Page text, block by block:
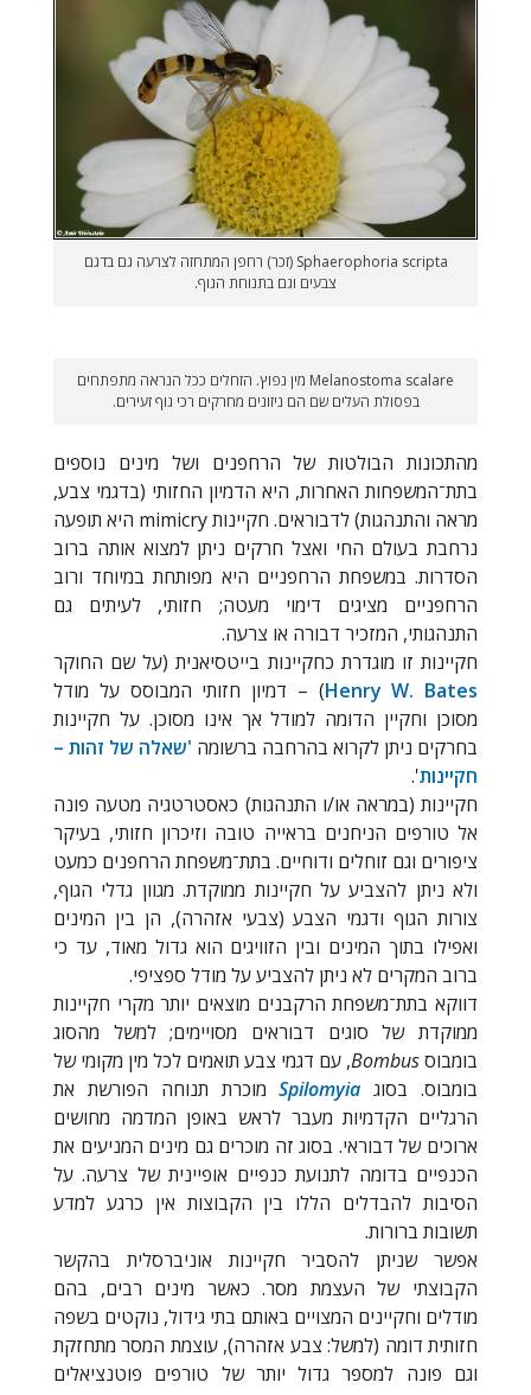
Sphaerophoria scripta (זכר) רחפן המתחזה לצרעה גם בדגם
צבעים וגם בתנוחת הגוף.
Melanostoma scalare מין נפוץ. הזחלים ככל הנראה מתפתחים
בפסולת העלים שם הם ניזונים מחרקים רכי גוף זעירים.
מהתכונות הבולטות של הרחפנים ושל מינים נוספים
בתת־המשפחות האחרות, היא הדמיון החזותי (בדגמי צבע,
מראה והתנהגות) לדבוראים. חקיינות mimicry היא תופעה
נרחבת בעולם החי ואצל חרקים ניתן למצוא אותה ברוב
הסדרות. במשפחת הרחפניים היא מפותחת במיוחד ורוב
הרחפניים מציגים דימוי מעטה; חזותי, לעיתים גם
התנהגותי, המזכיר דבורה או צרעה.
חקיינות זו מוגדרת כחקיינות בייטסיאנית (על שם החוקר
Henry W. Bates) – דמיון חזותי המבוסס על מודל
מסוכן וחקיין הדומה למודל אך אינו מסוכן. על חקיינות
בחרקים ניתן לקרוא בהרחבה ברשומה 'שאלה של זהות –
חקיינות'.
חקיינות (במראה או/ו התנהגות) כאסטרטגיה מטעה פונה
אל טורפים הניחנים בראייה טובה וזיכרון חזותי, בעיקר
ציפורים וגם זוחלים ודוחיים. בתת־משפחת הרחפנים כמעט
ולא ניתן להצביע על חקיינות ממוקדת. מגוון גדלי הגוף,
צורות הגוף ודגמי הצבע (צבעי אזהרה), הן בין המינים
ואפילו בתוך המינים ובין הזוויגים הוא גדול מאוד, עד כי
ברוב המקרים לא ניתן להצביע על מודל ספציפי.
דווקא בתת־משפחת הרקבנים מוצאים יותר מקרי חקיינות
ממוקדת של סוגים דבוראים מסויימים; למשל מהסוג
בומבוסBombus, עם דגמי צבע תואמים לכל מין מקומי של
בומבוס. בסוג Spilomyiaמוכרת תנוחה הפורשת את
הרגליים הקדמיות מעבר לראש באופן המדמה מחושים
ארוכים של דבוראי. בסוג זה מוכרים גם מינים המניעים את
הכנפיים בדומה לתנועת כנפיים אופיינית של צרעה. על
הסיבות להבדלים הללו בין הקבוצות אין כרגע למדע
תשובות ברורות.
אפשר שניתן להסביר חקיינות אוניברסלית בהקשר
הקבוצתי של העצמת מסר. כאשר מינים רבים, בהם
מודלים וחקיינים המצויים באותם בתי גידול, נוקטים בשפה
חזותית דומה (למשל: צבע אזהרה), עוצמת המסר מתחזקת
וגם פונה למספר גדול יותר של טורפים פוטנציאלים